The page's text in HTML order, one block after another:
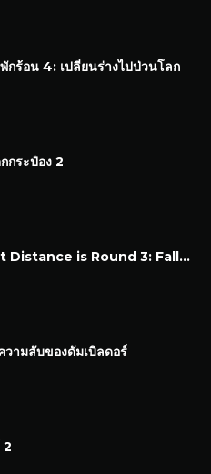
กร้อน 4: เปลี่ยนร่างไปป่วนโลก
กระป๋อง 2
The Shortest Distance is Round 3: Fallen Flowers
วามลับของดัมเบิลดอร์
2